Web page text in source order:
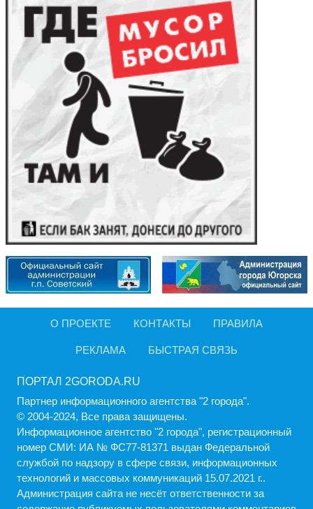
О ПРОЕКТЕ КОНТАКТЫ ПРАВИЛА
РЕКЛАМА БЫСТРАЯ СВЯЗЬ
ПОРТАЛ 2GORODA.RU
Партнер информационного агентства "2 города".
© 2004-2024, Все права защищены.
Информационное агентство "2 города", регистрационный
номер СМИ: ИА № ФС77-81371 выдан Федеральной
службой по надзору в сфере связи, информационных
технологий и массовых коммуникаций 15.07.2021 г..
Администрация cайта не несёт ответственности за